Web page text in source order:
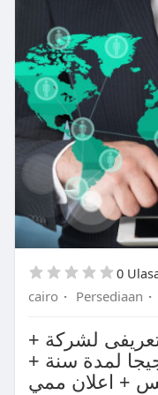
0
cairo · Persediaan ·
لشركة +
موقع 20 جيجا لمدة سنة +
+ اعلان ممي